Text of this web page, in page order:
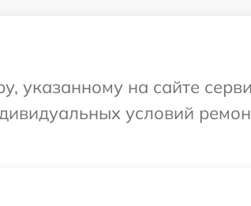
указанному на сайте
условий